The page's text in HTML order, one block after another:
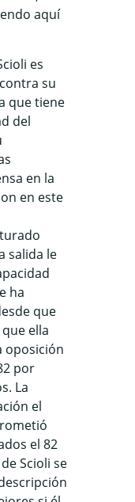
aquí
es
su
que tiene
del
en la
en este
salida le
ha
que
ella
oposición
por
La
el
el 82
Scioli se